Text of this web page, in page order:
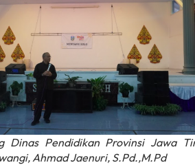
Dinas Pendidikan Provinsi Jawa
Ahmad Jaenuri, S.Pd.,M.Pd